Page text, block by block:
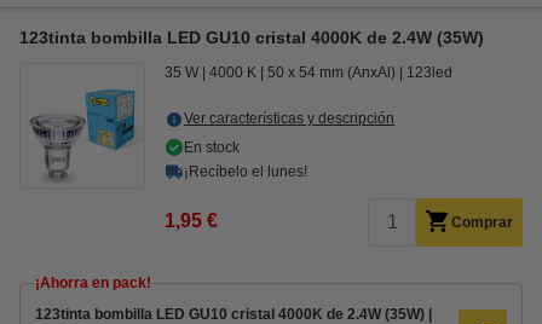
123tinta bombilla LED GU10 cristal 4000K de 2.4W (35W)
35 W 4000 K 50 x 54 mm (AnxAl) 123led
Ver características y descripción
En stock
¡Recíbelo el lunes!
1,95 € Comprar
¡Ahorra en pack!
123tinta bombilla LED GU10 cristal 4000K de 2.4W (35W) |